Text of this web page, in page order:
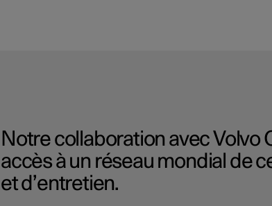
Notre collaboration avec Volvo
accès à un réseau mondial de
et d’entretien.